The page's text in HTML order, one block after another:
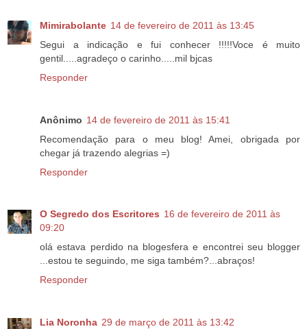
Mimirabolante 14 de fevereiro de 2011 às 13:45
Segui a indicação e fui conhecer !!!!!Voce é muito
gentil.....agradeço o carinho.....mil bjcas
Responder
Anônimo 14 de fevereiro de 2011 às 15:41
Recomendação para o meu blog! Amei, obrigada por
chegar já trazendo alegrias =)
Responder
O Segredo dos Escritores 16 de fevereiro de 2011 às
09:20
olá estava perdido na blogesfera e encontrei seu blogger
...estou te seguindo, me siga também?...abraços!
Responder
Lia Noronha 29 de março de 2011 às 13:42